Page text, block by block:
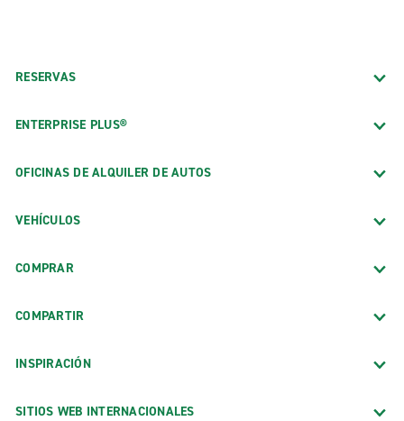
RESERVAS
ENTERPRISE PLUS®
OFICINAS DE ALQUILER DE AUTOS
VEHÍCULOS
COMPRAR
COMPARTIR
INSPIRACIÓN
SITIOS WEB INTERNACIONALES